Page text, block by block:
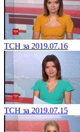
ТСН за 2019.07.16
ТСН за 2019.07.15